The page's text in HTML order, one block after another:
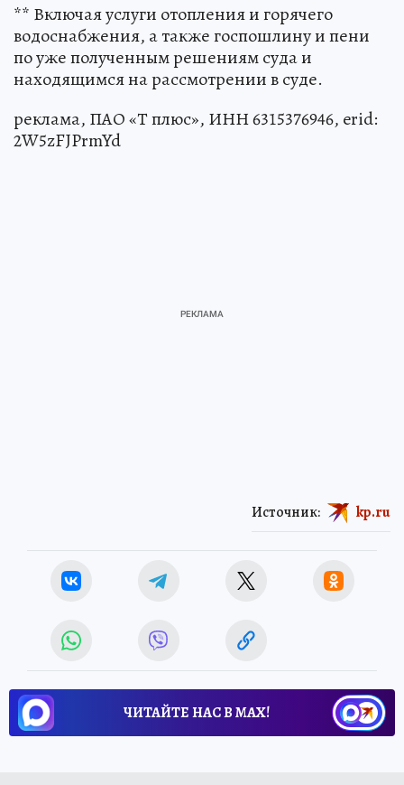
** Включая услуги отопления и горячего
водоснабжения, а также госпошлину и пени
по уже полученным решениям суда и
находящимся на рассмотрении в суде.
реклама, ПАО «Т плюс», ИНН 6315376946, erid:
2W5zFJPrmYd
Источник: kp.ru
ЧИТАЙТЕ НАС В МАХ!